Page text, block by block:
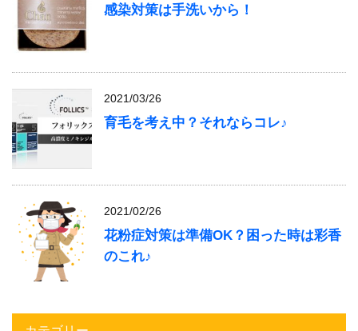
感染対策は手洗いから！
2021/03/26
育毛を考え中？それならコレ♪
2021/02/26
花粉症対策は準備OK？困った時は彩香
のこれ♪